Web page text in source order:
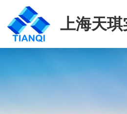
上海天琪